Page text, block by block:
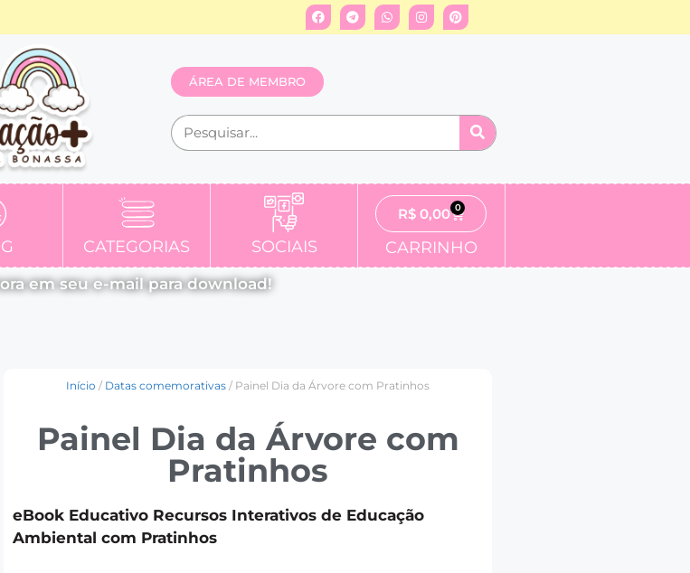
ÁREA DE MEMBRO
CATEGORIAS SOCIAIS
R$ 0,00 0
CARRINHO
em seu e-mail para download!
Início / Datas comemorativas / Painel Dia da Árvore com Pratinhos
Painel Dia da Árvore com
Pratinhos
eBook Educativo Recursos Interativos de Educação
Ambiental com Pratinhos